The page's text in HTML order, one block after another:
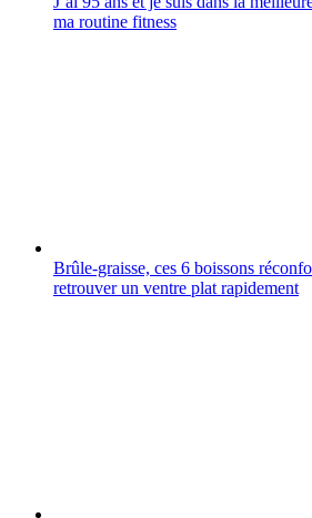
ma routine fitness
Brûle-graisse, ces 6 boissons
retrouver un ventre plat rapidement